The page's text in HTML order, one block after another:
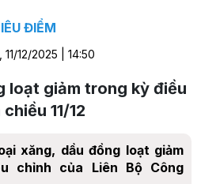
ĐIỂM
11/12/2025 | 14:50
loạt giảm trong kỳ điều
11/12
xăng, dầu đồng loạt giảm
chỉnh của Liên Bộ Công